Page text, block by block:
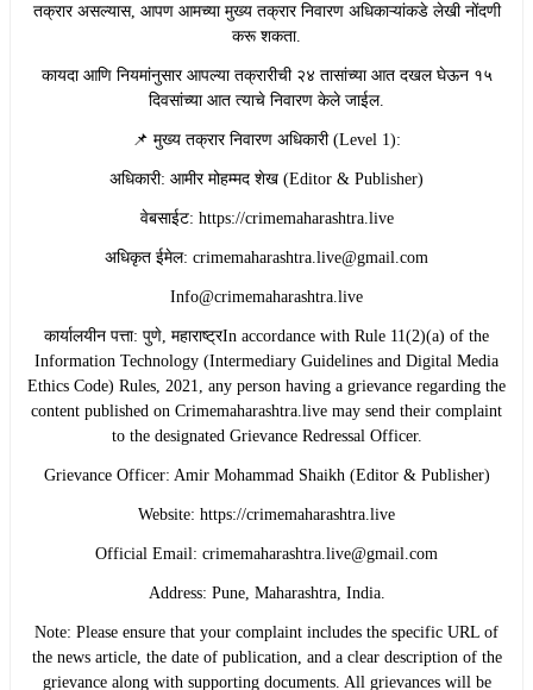
तक्रार असल्यास, आपण आमच्या मुख्य तक्रार निवारण अधिकाऱ्यांकडे लेखी नोंदणी
करू शकता.
​कायदा आणि नियमांनुसार आपल्या तक्रारीची २४ तासांच्या आत दखल घेऊन १५
दिवसांच्या आत त्याचे निवारण केले जाईल.
​📌 मुख्य तक्रार निवारण अधिकारी (Level 1):
​अधिकारी: आमीर मोहम्मद शेख (Editor & Publisher)
​वेबसाईट: https://crimemaharashtra.live
​अधिकृत ईमेल: crimemaharashtra.live@gmail.com
Info@crimemaharashtra.live
​कार्यालयीन पत्ता: पुणे, महाराष्ट्रIn accordance with Rule 11(2)(a) of the
Information Technology (Intermediary Guidelines and Digital Media
Ethics Code) Rules, 2021, any person having a grievance regarding the
content published on Crimemaharashtra.live may send their complaint
to the designated Grievance Redressal Officer.
​Grievance Officer: Amir Mohammad Shaikh (Editor & Publisher)
​Website: https://crimemaharashtra.live
​Official Email: crimemaharashtra.live@gmail.com
​Address: Pune, Maharashtra, India.
​Note: Please ensure that your complaint includes the specific URL of
the news article, the date of publication, and a clear description of the
grievance along with supporting documents. All grievances will be